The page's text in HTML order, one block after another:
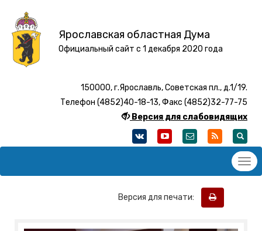
Ярославская областная Дума
Официальный сайт с 1 декабря 2020 года
150000, г.Ярославль, Советская пл., д.1/19.
Телефон (4852)40-18-13, Факс (4852)32-77-75
Версия для слабовидящих
Версия для печати: